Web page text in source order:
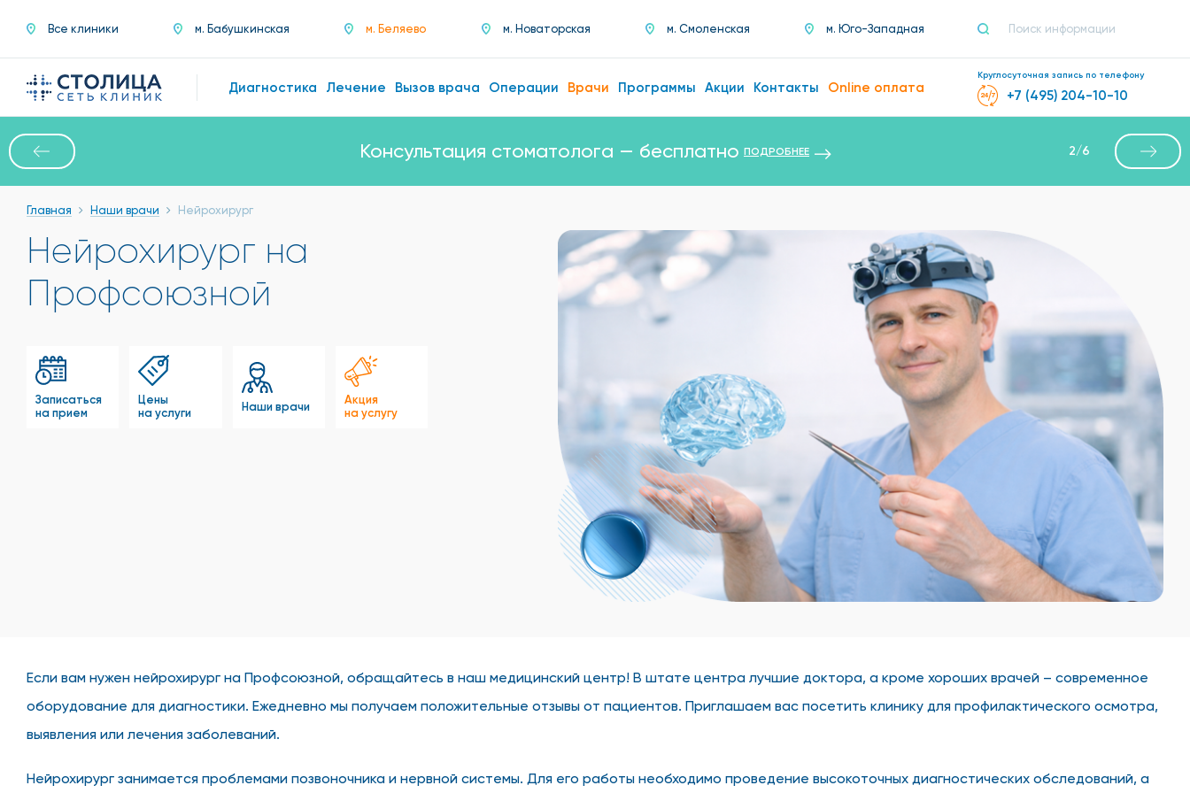
Все клиники м. Бабушкинская м. Беляево м. Новаторская м. Смоленская м. Юго-Западная
Диагностика Лечение Вызов врача Операции Врачи Программы Акции Контакты Online оплата
Круглосуточная запись по телефону
+7 (495) 204-10-10
Консультация стоматолога — бесплатно ПОДРОБНЕЕ 2/6
Главная Наши врачи Нейрохирург
Нейрохирург на
Профсоюзной
Записаться
на прием
Цены
на услуги
Наши врачи
Акция
на услугу
Если вам нужен нейрохирург на Профсоюзной, обращайтесь в наш медицинский центр! В штате центра лучшие доктора, а кроме хороших врачей – современное
оборудование для диагностики. Ежедневно мы получаем положительные отзывы от пациентов. Приглашаем вас посетить клинику для профилактического осмотра,
выявления или лечения заболеваний.
Нейрохирург занимается проблемами позвоночника и нервной системы. Для его работы необходимо проведение высокоточных диагностических обследований, а